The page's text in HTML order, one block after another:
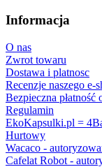
Informacja
O nas
Zwrot towaru
Dostawa i platnosc
Recenzje naszego e-
Bezpieczna płatność
Regulamin
EkoKapsulki.pl =
Hurtowy
Wacaco -
Cafelat Robot -